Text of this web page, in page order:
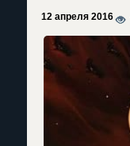
12 апреля 2016